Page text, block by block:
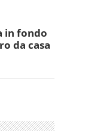
in fondo
da casa